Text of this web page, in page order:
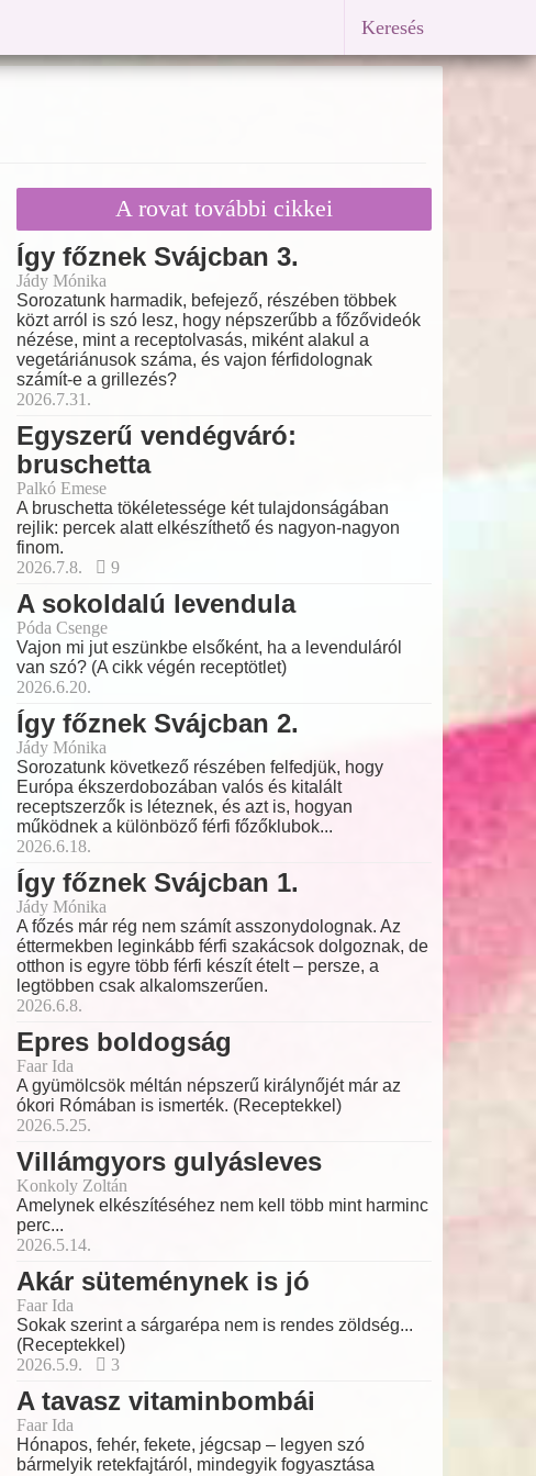
Keresés
A rovat további cikkei
Így főznek Svájcban 3.
Jády Mónika
Sorozatunk harmadik, befejező, részében többek
közt arról is szó lesz, hogy népszerűbb a főzővideók
nézése, mint a receptolvasás, miként alakul a
vegetáriánusok száma, és vajon férfidolognak
számít-e a grillezés?
2026.7.31.
Egyszerű vendégváró:
bruschetta
Palkó Emese
A bruschetta tökéletessége két tulajdonságában
rejlik: percek alatt elkészíthető és nagyon-nagyon
finom.
2026.7.8.
9
A sokoldalú levendula
Póda Csenge
Vajon mi jut eszünkbe elsőként, ha a levenduláról
van szó? (A cikk végén receptötlet)
2026.6.20.
Így főznek Svájcban 2.
Jády Mónika
Sorozatunk következő részében felfedjük, hogy
Európa ékszerdobozában valós és kitalált
receptszerzők is léteznek, és azt is, hogyan
működnek a különböző férfi főzőklubok...
2026.6.18.
Így főznek Svájcban 1.
Jády Mónika
A főzés már rég nem számít asszonydolognak. Az
éttermekben leginkább férfi szakácsok dolgoznak, de
otthon is egyre több férfi készít ételt – persze, a
legtöbben csak alkalomszerűen.
2026.6.8.
Epres boldogság
Faar Ida
A gyümölcsök méltán népszerű királynőjét már az
ókori Rómában is ismerték. (Receptekkel)
2026.5.25.
Villámgyors gulyásleves
Konkoly Zoltán
Amelynek elkészítéséhez nem kell több mint harminc
perc...
2026.5.14.
Akár süteménynek is jó
Faar Ida
Sokak szerint a sárgarépa nem is rendes zöldség...
(Receptekkel)
2026.5.9.
3
A tavasz vitaminbombái
Faar Ida
Hónapos, fehér, fekete, jégcsap – legyen szó
bármelyik retekfajtáról, mindegyik fogyasztása